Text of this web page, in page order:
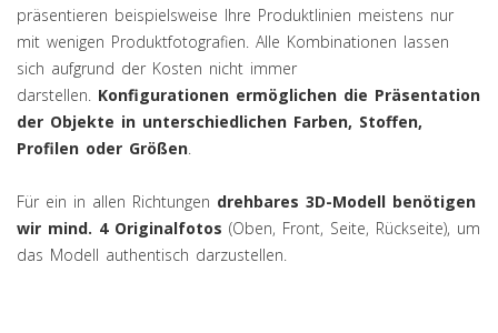
präsentieren beispielsweise Ihre Produktlinien meistens nur
mit wenigen Produktfotografien. Alle Kombinationen lassen
sich aufgrund der Kosten nicht immer
darstellen. Konfigurationen ermöglichen die Präsentation
der Objekte in unterschiedlichen Farben, Stoffen,
Profilen oder Größen.
Für ein in allen Richtungen drehbares 3D-Modell benötigen
wir mind. 4 Originalfotos (Oben, Front, Seite, Rückseite), um
das Modell authentisch darzustellen.